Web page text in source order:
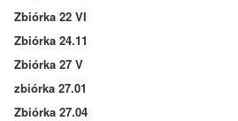
Zbiórka 22 VI
Zbiórka 24.11
Zbiórka 27 V
zbiórka 27.01
Zbiórka 27.04